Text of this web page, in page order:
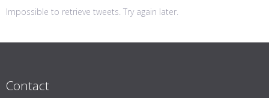
Impossible to retrieve tweets. Try again later.
Contact